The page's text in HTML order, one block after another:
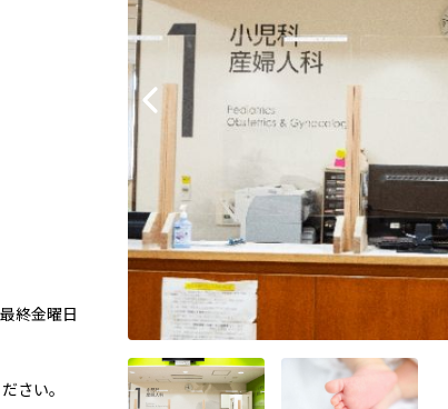
終金曜日
さい。